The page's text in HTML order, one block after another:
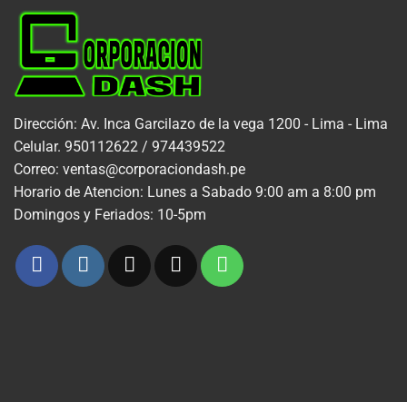
Dirección: Av. Inca Garcilazo de la vega 1200 - Lima - Lima
Celular. 950112622 / 974439522
Correo: ventas@corporaciondash.pe
Horario de Atencion: Lunes a Sabado 9:00 am a 8:00 pm
Domingos y Feriados: 10-5pm